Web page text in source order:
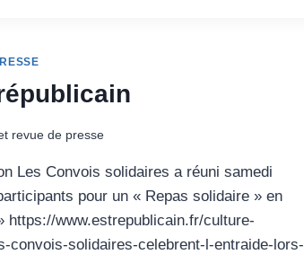
revue de presse
Les Convois solidaires a réuni samedi
pour un « Repas solidaire » en
https://www.estrepublicain.fr/culture-
convois-solidaires-celebrent-l-entraide-lors-